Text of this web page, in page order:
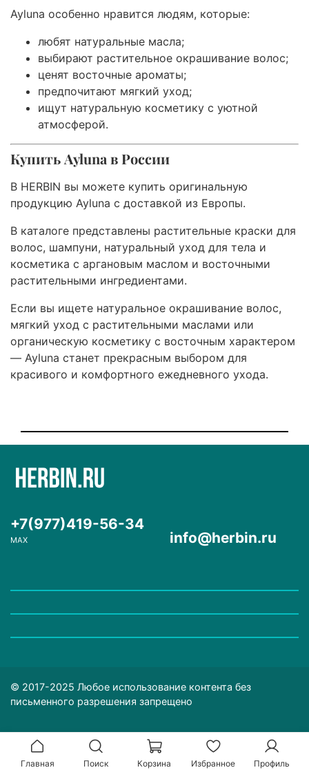
Ayluna особенно нравится людям, которые:
любят натуральные масла;
выбирают растительное окрашивание волос;
ценят восточные ароматы;
предпочитают мягкий уход;
ищут натуральную косметику с уютной
атмосферой.
Купить Ayluna в России
В HERBIN вы можете купить оригинальную
продукцию Ayluna с доставкой из Европы.
В каталоге представлены растительные краски для
волос, шампуни, натуральный уход для тела и
косметика с аргановым маслом и восточными
растительными ингредиентами.
Если вы ищете натуральное окрашивание волос,
мягкий уход с растительными маслами или
органическую косметику с восточным характером
— Ayluna станет прекрасным выбором для
красивого и комфортного ежедневного ухода.
+7(977)419-56-34
MAX info@herbin.ru
© 2017-2025 Любое использование контента без
письменного разрешения запрещено
Главная Поиск Корзина Избранное Профиль